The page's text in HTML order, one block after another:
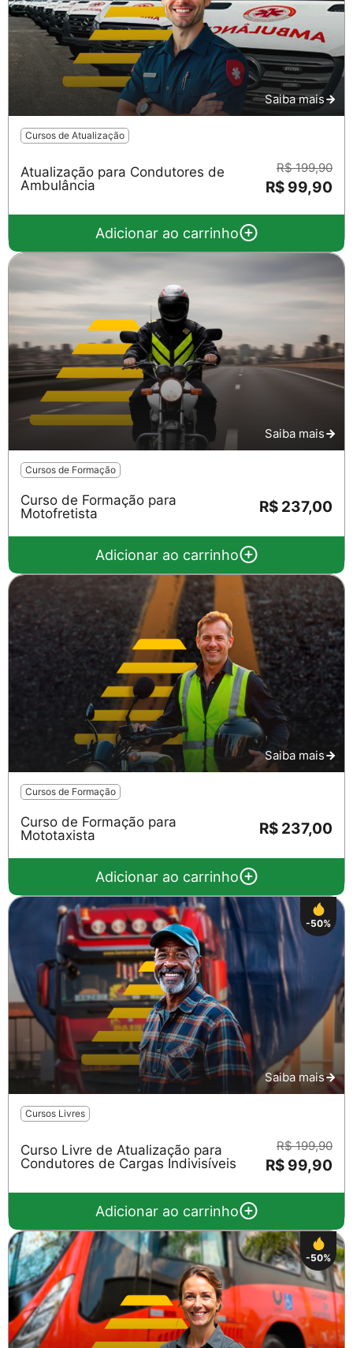
Saiba mais
Cursos de Atualização
Atualização para Condutores de
Ambulância
R$ 199,90
R$ 99,90
Adicionar ao carrinho
Saiba mais
Cursos de Formação
Curso de Formação para
Motofretista
R$ 237,00
Adicionar ao carrinho
Saiba mais
Cursos de Formação
Curso de Formação para
Mototaxista
R$ 237,00
Adicionar ao carrinho
-50%
Saiba mais
Cursos Livres
Curso Livre de Atualização para
Condutores de Cargas Indivisíveis
R$ 199,90
R$ 99,90
Adicionar ao carrinho
-50%